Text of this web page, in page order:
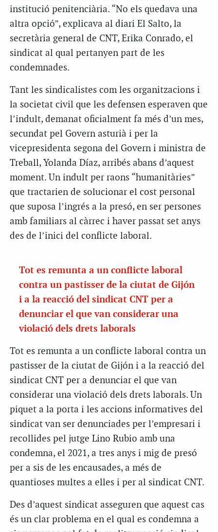
institució penitenciària. “No els quedava una
altra opció”, explicava al diari El Salto, la
secretària general de CNT, Erika Conrado, el
sindicat al qual pertanyen part de les
condemnades.
Tant les sindicalistes com les organitzacions i
la societat civil que les defensen esperaven que
l’indult, demanat oficialment fa més d’un mes,
secundat pel Govern asturià i per la
vicepresidenta segona del Govern i ministra de
Treball, Yolanda Díaz, arribés abans d’aquest
moment. Un indult per raons “humanitàries”
que tractarien de solucionar el cost personal
que suposa l’ingrés a la presó, en ser persones
amb familiars al càrrec i haver passat set anys
des de l’inici del conflicte laboral.
Tot es remunta a un conflicte laboral
contra un pastisser de la ciutat de Gijón
i a la reacció del sindicat CNT per a
denunciar el que van considerar una
violació dels drets laborals
Tot es remunta a un conflicte laboral contra un
pastisser de la ciutat de Gijón i a la reacció del
sindicat CNT per a denunciar el que van
considerar una violació dels drets laborals. Un
piquet a la porta i les accions informatives del
sindicat van ser denunciades per l’empresari i
recollides pel jutge Lino Rubio amb una
condemna, el 2021, a tres anys i mig de presó
per a sis de les encausades, a més de
quantioses multes a elles i per al sindicat CNT.
Des d’aquest sindicat asseguren que aquest cas
és un clar problema en el qual es condemna a